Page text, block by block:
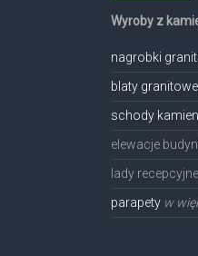
Wyroby z
nagrobki
blaty
schody
elewacje
lady recepcyjne
parapety w